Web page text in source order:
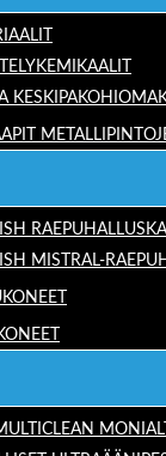
MISTRAL-